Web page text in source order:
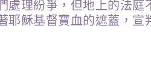
處理紛爭，但地上的法庭
耶穌基督寶血的遮蓋，宣